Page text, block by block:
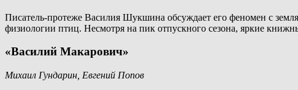
Писатель-протеже Василия Шукшина обсуждает его феномен с
физиологии птиц. Несмотря на пик отпускного сезона, яркие
«Василий Макарович»
Михаил Гундарин, Евгений Попов